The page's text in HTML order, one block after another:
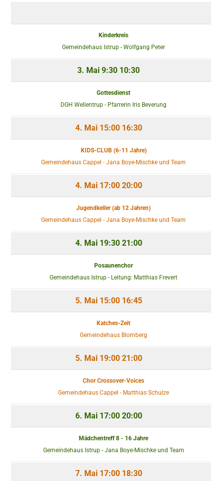
Kinderkreis
Gemeindehaus Istrup - Wolfgang Peter
3. Mai 9:30 10:30
Gottesdienst
DGH Wellentrup - Pfarrerin Iris Beverung
4. Mai15:00 16:30
KIDS-CLUB (6-11 Jahre)
Gemeindehaus Cappel - Jana Boye-Mischke und Team
4. Mai17:00 20:00
Jugendkeller (ab 12 Jahren)
Gemeindehaus Cappel - Jana Boye-Mischke und Team
4. Mai19:30 21:00
Posaunenchor
Gemeindehaus Istrup - Leitung: Matthias Frevert
5. Mai15:00 16:45
Katches-Zeit
Gemeindehaus Blomberg
5. Mai19:00 21:00
Chor Crossover-Voices
Gemeindehaus Cappel - Matthias Schulze
6. Mai17:00 20:00
Mädchentreff 8 - 16 Jahre
Gemeindehaus Istrup - Jana Boye-Mischke und Team
7. Mai17:00 18:30